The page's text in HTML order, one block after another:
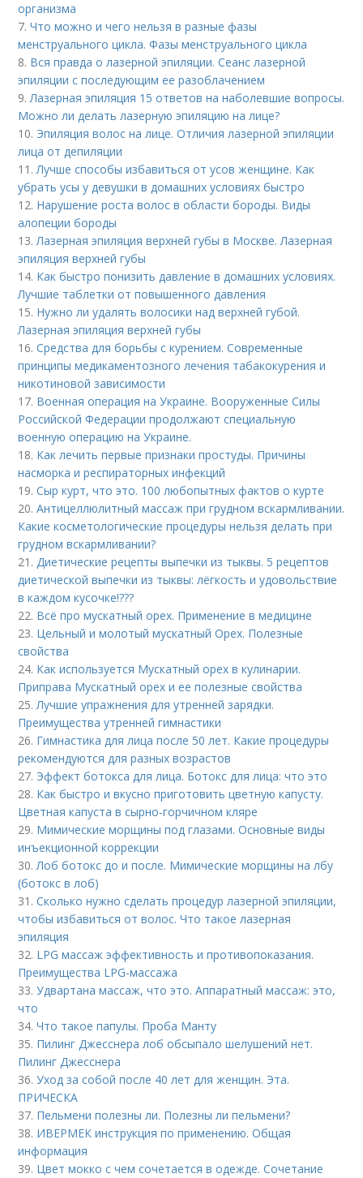
организма
7.Что можно и чего нельзя в разные фазы
менструального цикла. Фазы менструального цикла
8. Вся правда о лазерной эпиляции. Сеанс лазерной
эпиляции с последующим ее разоблачением
9.Лазерная эпиляция 15 ответов на наболевшие вопросы.
Можно ли делать лазерную эпиляцию на лице?
10. Эпиляция волос на лице. Отличия лазерной эпиляции
лица от депиляции
11.Лучше способы избавиться от усов женщине. Как
убрать усы у девушки в домашних условиях быстро
12. Нарушение роста волос в области бороды. Виды
алопеции бороды
13.Лазерная эпиляция верхней губы в Москве. Лазерная
эпиляция верхней губы
14. Как быстро понизить давление в домашних условиях.
Лучшие таблетки от повышенного давления
15. Нужно ли удалять волосики над верхней губой.
Лазерная эпиляция верхней губы
16.Средства для борьбы с курением. Современные
принципы медикаментозного лечения табакокурения и
никотиновой зависимости
17. Военная операция на Украине. Вооруженные Силы
Российской Федерации продолжают специальную
военную операцию на Украине.
18. Как лечить первые признаки простуды. Причины
насморка и респираторных инфекций
19.Сыр курт, что это. 100 любопытных фактов о курте
20.Антицеллюлитный массаж при грудном вскармливании.
Какие косметологические процедуры нельзя делать при
грудном вскармливании?
21.Диетические рецепты выпечки из тыквы. 5 рецептов
диетической выпечки из тыквы: лёгкость и удовольствие
в каждом кусочке!???
22. Всё про мускатный орех. Применение в медицине
23. Цельный и молотый мускатный Орех. Полезные
свойства
24. Как используется Мускатный орех в кулинарии.
Приправа Мускатный орех и ее полезные свойства
25.Лучшие упражнения для утренней зарядки.
Преимущества утренней гимнастики
26. Гимнастика для лица после 50 лет. Какие процедуры
рекомендуются для разных возрастов
27. Эффект ботокса для лица. Ботокс для лица: что это
28. Как быстро и вкусно приготовить цветную капусту.
Цветная капуста в сырно-горчичном кляре
29. Мимические морщины под глазами. Основные виды
инъекционной коррекции
30.Лоб ботокс до и после. Мимические морщины на лбу
(ботокс в лоб)
31.Сколько нужно сделать процедур лазерной эпиляции,
чтобы избавиться от волос. Что такое лазерная
эпиляция
32. LPG массаж эффективность и противопоказания.
Преимущества LPG-массажа
33.Удвартана массаж, что это. Аппаратный массаж: это,
что
34.Что такое папулы. Проба Манту
35. Пилинг Джесснера лоб обсыпало шелушений нет.
Пилинг Джесснера
36.Уход за собой после 40 лет для женщин. Эта.
ПРИЧЕСКА
37. Пельмени полезны ли. Полезны ли пельмени?
38. ИВЕРМЕК инструкция по применению. Общая
информация
39. Цвет мокко с чем сочетается в одежде. Сочетание